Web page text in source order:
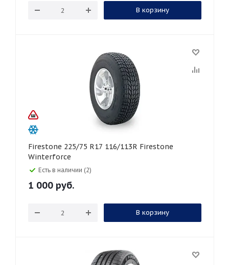
В корзину
Firestone 225/75 R17 116/113R Firestone
Winterforce
Есть в наличии (2)
1 000 руб.
В корзину